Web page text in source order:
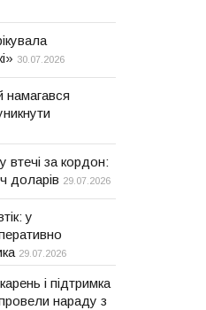
30.07.2026
намагався
втечі за кордон:
доларів 29.07.2026
у
29.07.2026
і підтримка
нараду з